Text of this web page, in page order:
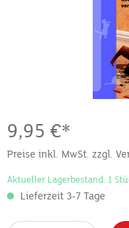
9,95 €*
Preise inkl. MwSt. zzgl.
Aktueller Lagerbestand: 1
Lieferzeit 3-7 Tage